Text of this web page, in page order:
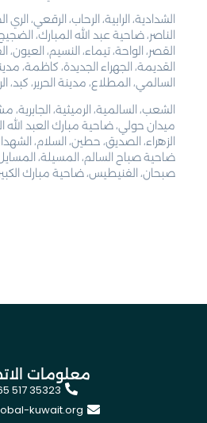
الشدادية، الرابية، الرحاب، الرقعي،
الناصر، ضاحية عبد الله المبارك،
القصر، الواحة، تيماء، النسيم، العيون،
القديمة، الجهراء الجديدة، كاظمة،
السالمي، المطلاع، مدينة الحرير، كبد،
الشعب، السالمية، الرميثية، الجابرية،
ميدان حولي، ضاحية مبارك العبد الله
الزهراء، الصديق، حطين، السلام،
ضاحية صباح السالم، المسيلة، المسايل
صبحان، الفنيطيس، ضاحية مبارك الكبير
معلومات
517 35323
kuwait.org